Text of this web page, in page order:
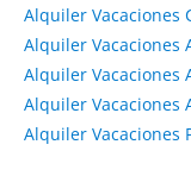
Alquiler Vacaciones
Alquiler Vacaciones
Alquiler Vacaciones
Alquiler Vacaciones
Alquiler Vacaciones